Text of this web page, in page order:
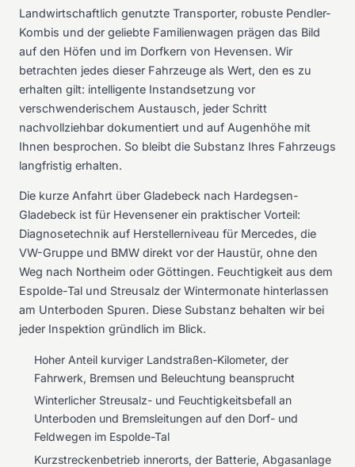
Landwirtschaftlich genutzte Transporter, robuste Pendler-
Kombis und der geliebte Familienwagen prägen das Bild
auf den Höfen und im Dorfkern von Hevensen. Wir
betrachten jedes dieser Fahrzeuge als Wert, den es zu
erhalten gilt: intelligente Instandsetzung vor
verschwenderischem Austausch, jeder Schritt
nachvollziehbar dokumentiert und auf Augenhöhe mit
Ihnen besprochen. So bleibt die Substanz Ihres Fahrzeugs
langfristig erhalten.
Die kurze Anfahrt über Gladebeck nach Hardegsen-
Gladebeck ist für Hevensener ein praktischer Vorteil:
Diagnosetechnik auf Herstellerniveau für Mercedes, die
VW-Gruppe und BMW direkt vor der Haustür, ohne den
Weg nach Northeim oder Göttingen. Feuchtigkeit aus dem
Espolde-Tal und Streusalz der Wintermonate hinterlassen
am Unterboden Spuren. Diese Substanz behalten wir bei
jeder Inspektion gründlich im Blick.
Hoher Anteil kurviger Landstraßen-Kilometer, der
Fahrwerk, Bremsen und Beleuchtung beansprucht
Winterlicher Streusalz- und Feuchtigkeitsbefall an
Unterboden und Bremsleitungen auf den Dorf- und
Feldwegen im Espolde-Tal
Kurzstreckenbetrieb innerorts, der Batterie, Abgasanlage